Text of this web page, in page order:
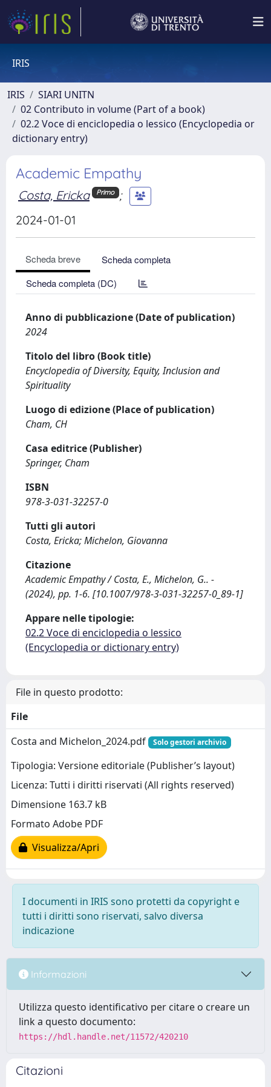
IRIS
IRIS
SIARI UNITN
02 Contributo in volume (Part of a book)
02.2 Voce di enciclopedia o lessico (Encyclopedia or
dictionary entry)
Academic Empathy
Costa, Ericka Primo ;
2024-01-01
Scheda breve
Scheda completa
Scheda completa (DC)
Anno di pubblicazione (Date of publication)
2024
Titolo del libro (Book title)
Encyclopedia of Diversity, Equity, Inclusion and
Spirituality
Luogo di edizione (Place of publication)
Cham, CH
Casa editrice (Publisher)
Springer, Cham
ISBN
978-3-031-32257-0
Tutti gli autori
Costa, Ericka; Michelon, Giovanna
Citazione
Academic Empathy / Costa, E., Michelon, G.. -
(2024), pp. 1-6. [10.1007/978-3-031-32257-0_89-1]
Appare nelle tipologie:
02.2 Voce di enciclopedia o lessico
(Encyclopedia or dictionary entry)
File in questo prodotto:
File
Costa and Michelon_2024.pdf
Solo gestori archivio
Tipologia: Versione editoriale (Publisher’s layout)
Licenza: Tutti i diritti riservati (All rights reserved)
Dimensione 163.7 kB
Formato Adobe PDF
Visualizza/Apri
I documenti in IRIS sono protetti da copyright e
tutti i diritti sono riservati, salvo diversa
indicazione
Informazioni
Utilizza questo identificativo per citare o creare un
link a questo documento:
https://hdl.handle.net/11572/420210
Citazioni